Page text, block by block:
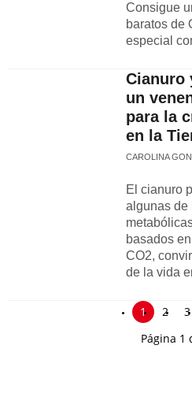
Consigue
baratos de
especial
Cianuro
un
para la
en la
CAROLINA
El cianuro
algunas de
basados
CO2,
de la vida
1 2 3
Página 1